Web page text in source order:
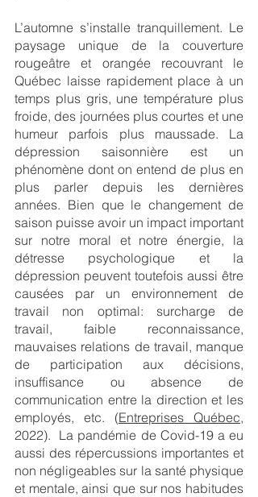
L’automne s’installe tranquillement. Le
paysage unique de la couverture
rougeâtre et orangée recouvrant le
Québec laisse rapidement place à un
temps plus gris, une température plus
froide, des journées plus courtes et une
humeur parfois plus maussade. La
dépression saisonnière est un
phénomène dont on entend de plus en
plus parler depuis les dernières
années. Bien que le changement de
saison puisse avoir un impact important
sur notre moral et notre énergie, la
détresse psychologique et la
dépression peuvent toutefois aussi être
causées par un environnement de
travail non optimal: surcharge de
travail, faible reconnaissance,
mauvaises relations de travail, manque
de participation aux décisions,
insuffisance ou absence de
communication entre la direction et les
employés, etc. (Entreprises Québec,
2022).  La pandémie de Covid-19 a eu
aussi des répercussions importantes et
non négligeables sur la santé physique
et mentale, ainsi que sur nos habitudes